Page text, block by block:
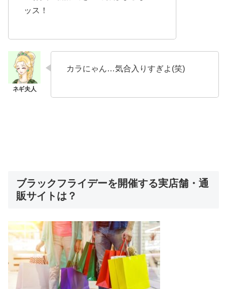
ッス！
カラにゃん…気合入りすぎよ(笑)
ブラックフライデーを開催する実店舗・通
販サイトは？